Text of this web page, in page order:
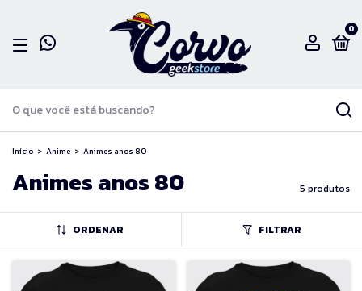
0
Início > Anime > Animes anos 80
Animes anos 80 5 produtos
ORDENAR FILTRAR